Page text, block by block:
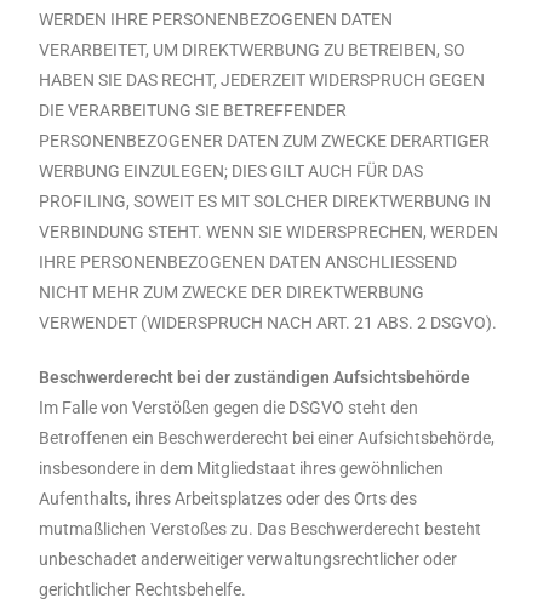
WERDEN IHRE PERSONENBEZOGENEN DATEN
VERARBEITET, UM DIREKTWERBUNG ZU BETREIBEN, SO
HABEN SIE DAS RECHT, JEDERZEIT WIDERSPRUCH GEGEN
DIE VERARBEITUNG SIE BETREFFENDER
PERSONENBEZOGENER DATEN ZUM ZWECKE DERARTIGER
WERBUNG EINZULEGEN; DIES GILT AUCH FÜR DAS
PROFILING, SOWEIT ES MIT SOLCHER DIREKTWERBUNG IN
VERBINDUNG STEHT. WENN SIE WIDERSPRECHEN, WERDEN
IHRE PERSONENBEZOGENEN DATEN ANSCHLIESSEND
NICHT MEHR ZUM ZWECKE DER DIREKTWERBUNG
VERWENDET (WIDERSPRUCH NACH ART. 21 ABS. 2 DSGVO).
Beschwerderecht bei der zuständigen Aufsichtsbehörde
Im Falle von Verstößen gegen die DSGVO steht den
Betroffenen ein Beschwerderecht bei einer Aufsichtsbehörde,
insbesondere in dem Mitgliedstaat ihres gewöhnlichen
Aufenthalts, ihres Arbeitsplatzes oder des Orts des
mutmaßlichen Verstoßes zu. Das Beschwerderecht besteht
unbeschadet anderweitiger verwaltungsrechtlicher oder
gerichtlicher Rechtsbehelfe.